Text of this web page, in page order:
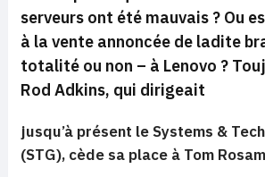
serveurs ont été mauvais ? Ou
à la vente annoncée de ladite
totalité ou non – à Lenovo ?
Rod Adkins, qui dirigeait
jusqu’à présent le Systems &
(STG), cède sa place à Tom